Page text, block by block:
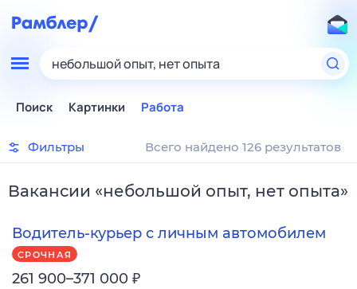
небольшой опыт, нет опыта
Поиск Картинки Работа
Фильтры Всего найдено 126 результатов
Вакансии «небольшой опыт, нет опыта»
Водитель-курьер с личным автомобилем
СРОЧНАЯ
261 900–371 000 ₽